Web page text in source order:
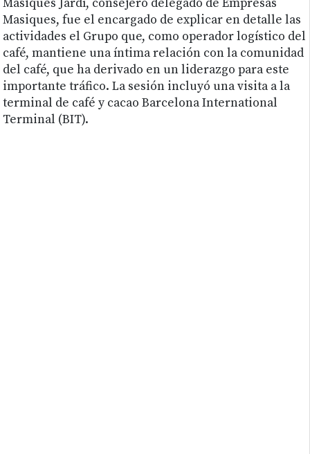
Masiques Jardí, consejero delegado de Empresas
Masiques, fue el encargado de explicar en detalle las
actividades el Grupo que, como operador logístico del
café, mantiene una íntima relación con la comunidad
del café, que ha derivado en un liderazgo para este
importante tráfico. La sesión incluyó una visita a la
terminal de café y cacao Barcelona International
Terminal (BIT).